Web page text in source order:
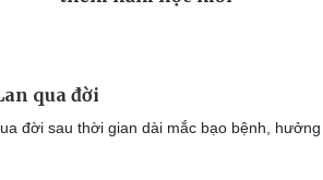
qua đời
đời sau thời gian dài mắc bạo bệnh,